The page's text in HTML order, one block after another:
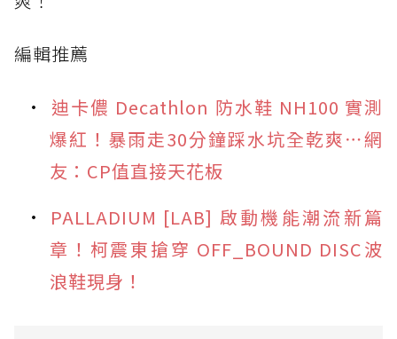
編輯推薦
迪卡儂 Decathlon 防水鞋 NH100 實測
爆紅！暴雨走30分鐘踩水坑全乾爽⋯網
友：CP值直接天花板
PALLADIUM [LAB] 啟動機能潮流新篇
章！柯震東搶穿 OFF_BOUND DISC波
浪鞋現身！